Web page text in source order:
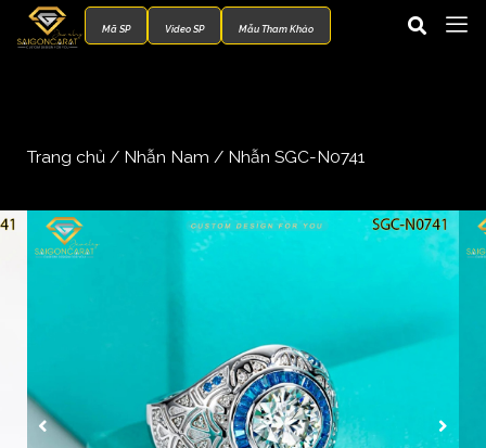
Mã SP Video SP Mẫu Tham Khảo
Trang chủ / Nhẫn Nam / Nhẫn SGC-N0741